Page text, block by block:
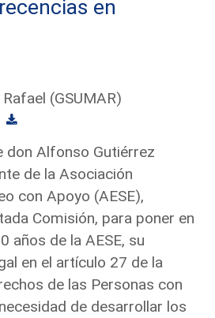
en
(GSUMAR)
don Alfonso Gutiérrez
de la Asociación
con Apoyo (AESE),
Comisión, para poner en
años de la AESE, su
en el artículo 27 de la
de las Personas con
de desarrollar los